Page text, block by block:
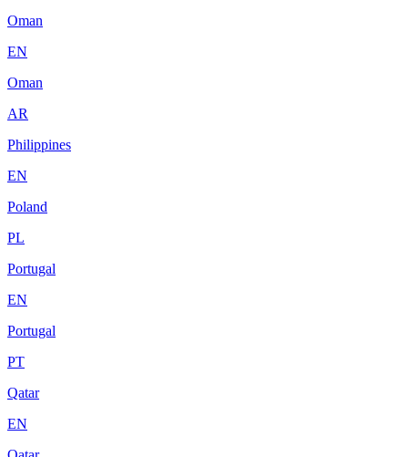
Oman
EN
Oman
AR
Philippines
EN
Poland
PL
Portugal
EN
Portugal
PT
Qatar
EN